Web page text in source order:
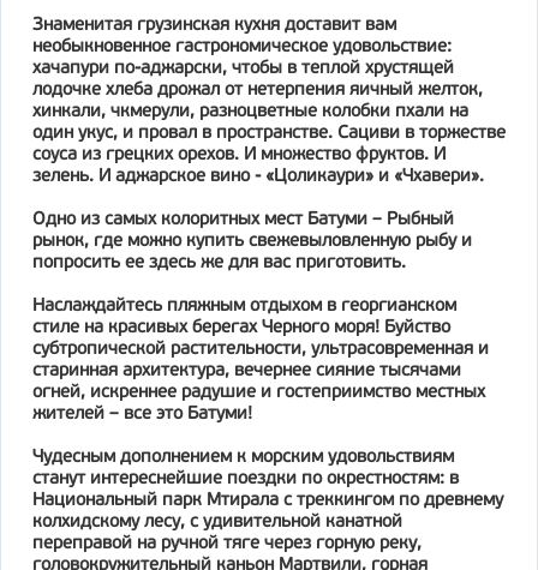
Знаменитая грузинская кухня доставит вам
необыкновенное гастрономическое удовольствие:
хачапури по-аджарски, чтобы в теплой хрустящей
лодочке хлеба дрожал от нетерпения яичный желток,
хинкали, чкмерули, разноцветные колобки пхали на
один укус, и провал в пространстве. Сациви в торжестве
соуса из грецких орехов. И множество фруктов. И
зелень. И аджарское вино - «Цоликаури» и «Чхавери».
Одно из самых колоритных мест Батуми – Рыбный
рынок, где можно купить свежевыловленную рыбу и
попросить ее здесь же для вас приготовить.
Наслаждайтесь пляжным отдыхом в георгианском
стиле на красивых берегах Черного моря! Буйство
субтропической растительности, ультрасовременная и
старинная архитектура, вечернее сияние тысячами
огней, искреннее радушие и гостеприимство местных
жителей – все это Батуми!
Чудесным дополнением к морским удовольствиям
станут интереснейшие поездки по окрестностям: в
Национальный парк Мтирала с треккингом по древнему
колхидскому лесу, с удивительной канатной
переправой на ручной тяге через горную реку,
головокружительный каньон Мартвили, горная